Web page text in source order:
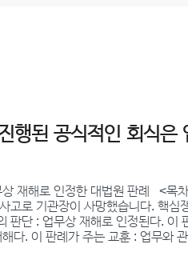
행된 공식적인 회식은
재해로 인정한 대법원 판례 <목
고로 기관장이 사망했습니다. 핵심
판단 : 업무상 재해로 인정된다. 이
다. 이 판례가 주는 교훈 : 업무와